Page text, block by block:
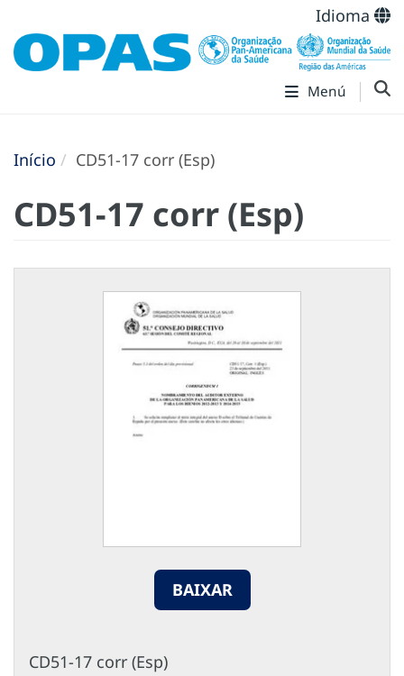
Idioma
Menú
Início CD51-17 corr (Esp)
CD51-17 corr (Esp)
BAIXAR
CD51-17 corr (Esp)